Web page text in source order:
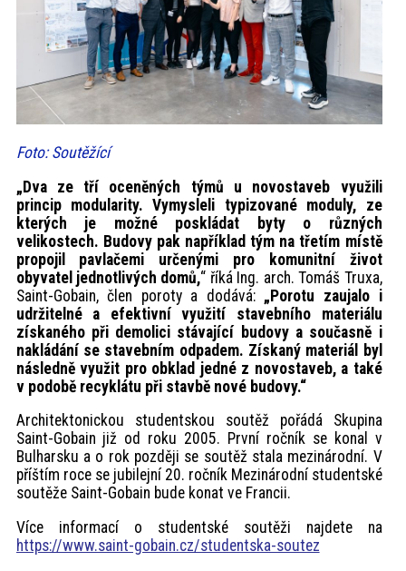
Foto: Soutěžící
„Dva ze tří oceněných týmů u novostaveb využili
princip modularity. Vymysleli typizované moduly, ze
kterých je možné poskládat byty o různých
velikostech. Budovy pak například tým na třetím místě
propojil pavlačemi určenými pro komunitní život
obyvatel jednotlivých domů,“ říká Ing. arch. Tomáš Truxa,
Saint-Gobain, člen poroty a dodává: „Porotu zaujalo i
udržitelné a efektivní využití stavebního materiálu
získaného při demolici stávající budovy a současně i
nakládání se stavebním odpadem. Získaný materiál byl
následně využit pro obklad jedné z novostaveb, a také
v podobě recyklátu při stavbě nové budovy.“
Architektonickou studentskou soutěž pořádá Skupina
Saint-Gobain již od roku 2005. První ročník se konal v
Bulharsku a o rok později se soutěž stala mezinárodní. V
příštím roce se jubilejní 20. ročník Mezinárodní studentské
soutěže Saint-Gobain bude konat ve Francii.
Více informací o studentské soutěži najdete na
https://www.saint-gobain.cz/studentska-soutez